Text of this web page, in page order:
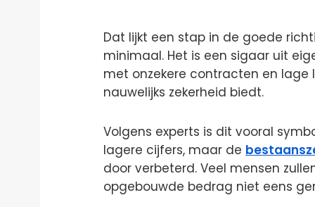
Dat lijkt een stap in de goede
minimaal. Het is een sigaar uit
met onzekere contracten en
nauwelijks zekerheid biedt.
Volgens experts is dit vooral
lagere cijfers, maar de
door verbeterd. Veel mensen
opgebouwde bedrag niet eens